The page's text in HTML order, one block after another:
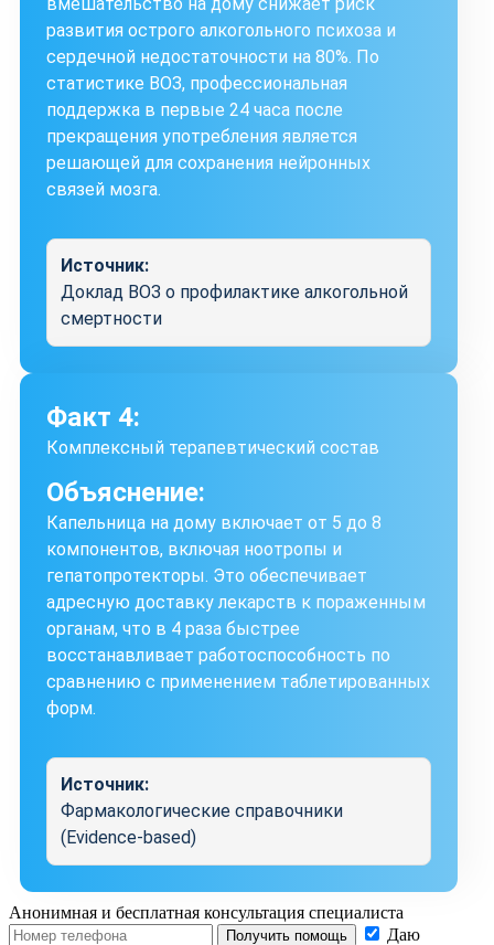
развития острого алкогольного психоза и
сердечной недостаточности на 80%. По
статистике ВОЗ, профессиональная
поддержка в первые 24 часа после
прекращения употребления является
решающей для сохранения нейронных
связей мозга.
Источник:
Доклад ВОЗ о профилактике алкогольной
смертности
Факт 4:
Комплексный терапевтический состав
Объяснение:
Капельница на дому включает от 5 до 8
компонентов, включая ноотропы и
гепатопротекторы. Это обеспечивает
адресную доставку лекарств к пораженным
органам, что в 4 раза быстрее
восстанавливает работоспособность по
сравнению с применением таблетированных
форм.
Источник:
Фармакологические справочники
(Evidence-based)
Анонимная и бесплатная консультация специалиста
Получить помощь
Даю